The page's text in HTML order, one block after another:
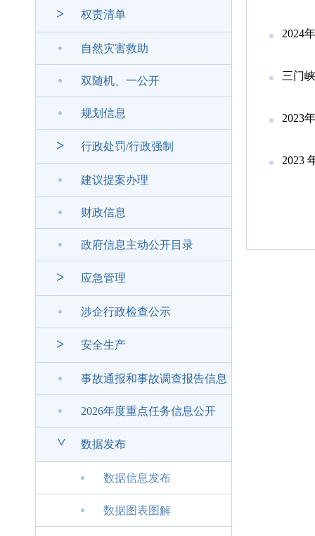
> 权责清单
自然灾害救助
双随机、一公开
规划信息
> 行政处罚/行政强制
建议提案办理
财政信息
政府信息主动公开目录
> 应急管理
涉企行政检查公示
> 安全生产
事故通报和事故调查报告信息
2026年度重点任务信息公开
> 数据发布
数据信息发布
数据图表图解
2024
三门
2023
2023